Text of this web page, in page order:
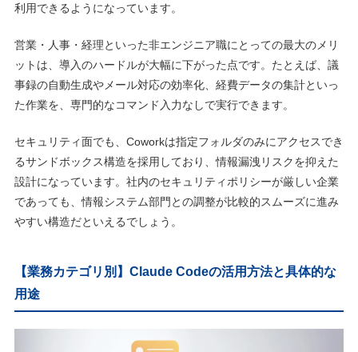
利用できるようになっています。
営業・人事・経理といった非エンジニア職にとっての最大のメリ
ットは、導入のハードルが大幅に下がった点です。たとえば、議
事録の自動生成やメール対応の効率化、経費データの集計といっ
た作業を、専門的なコマンド入力なしで実行できます。
セキュリティ面でも、Coworkは指定フォルダのみにアクセスでき
るサンドボックス構造を採用しており、情報漏洩リスクを抑えた
設計になっています。社内のセキュリティポリシーが厳しい企業
であっても、情報システム部門との調整が比較的スムーズに進み
やすい構造だといえるでしょう。
【業務カテゴリ別】Claude Codeの活用方法と具体的な
用途